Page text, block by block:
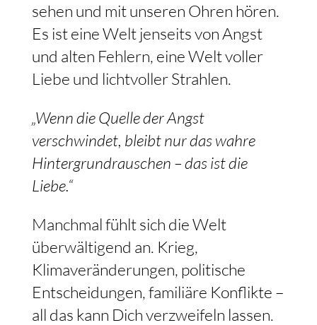
sehen und mit unseren Ohren hören.
Es ist eine Welt jenseits von Angst
und alten Fehlern, eine Welt voller
Liebe und lichtvoller Strahlen.
„Wenn die Quelle der Angst
verschwindet, bleibt nur das wahre
Hintergrundrauschen – das ist die
Liebe.“
Manchmal fühlt sich die Welt
überwältigend an. Krieg,
Klimaveränderungen, politische
Entscheidungen, familiäre Konflikte –
all das kann Dich verzweifeln lassen.